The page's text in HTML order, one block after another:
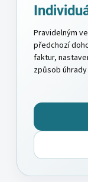
Pravidelným
předchozí
faktur,
způsob